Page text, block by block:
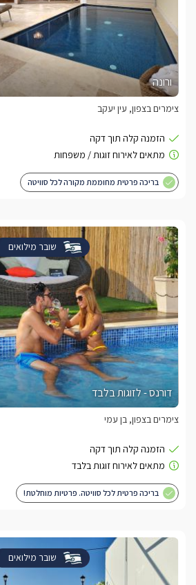
ורונה
צימרים בצפון, עין יעקב
בריכה פרטית מחוממת מקורה לכל סוויטה
שובר מילואים
דורנס - לזוגות בלבד
צימרים בצפון, בן עמי
בריכה פרטית לכל סוויטה. פרטיות מוחלטת!
שובר מילואים